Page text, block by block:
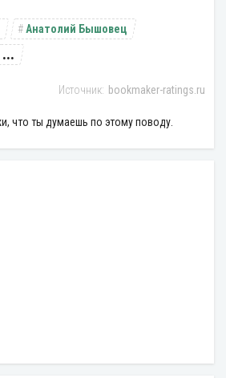
Анатолий Бышовец
...
bookmaker-ratings.ru
что ты думаешь по этому поводу.